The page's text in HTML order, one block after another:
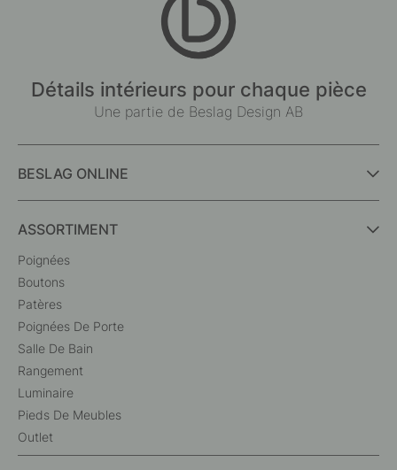
Détails intérieurs pour chaque pièce
Une partie de Beslag Design AB
BESLAG ONLINE
ASSORTIMENT
Poignées
Boutons
Patères
Poignées De Porte
Salle De Bain
Rangement
Luminaire
Pieds De Meubles
Outlet